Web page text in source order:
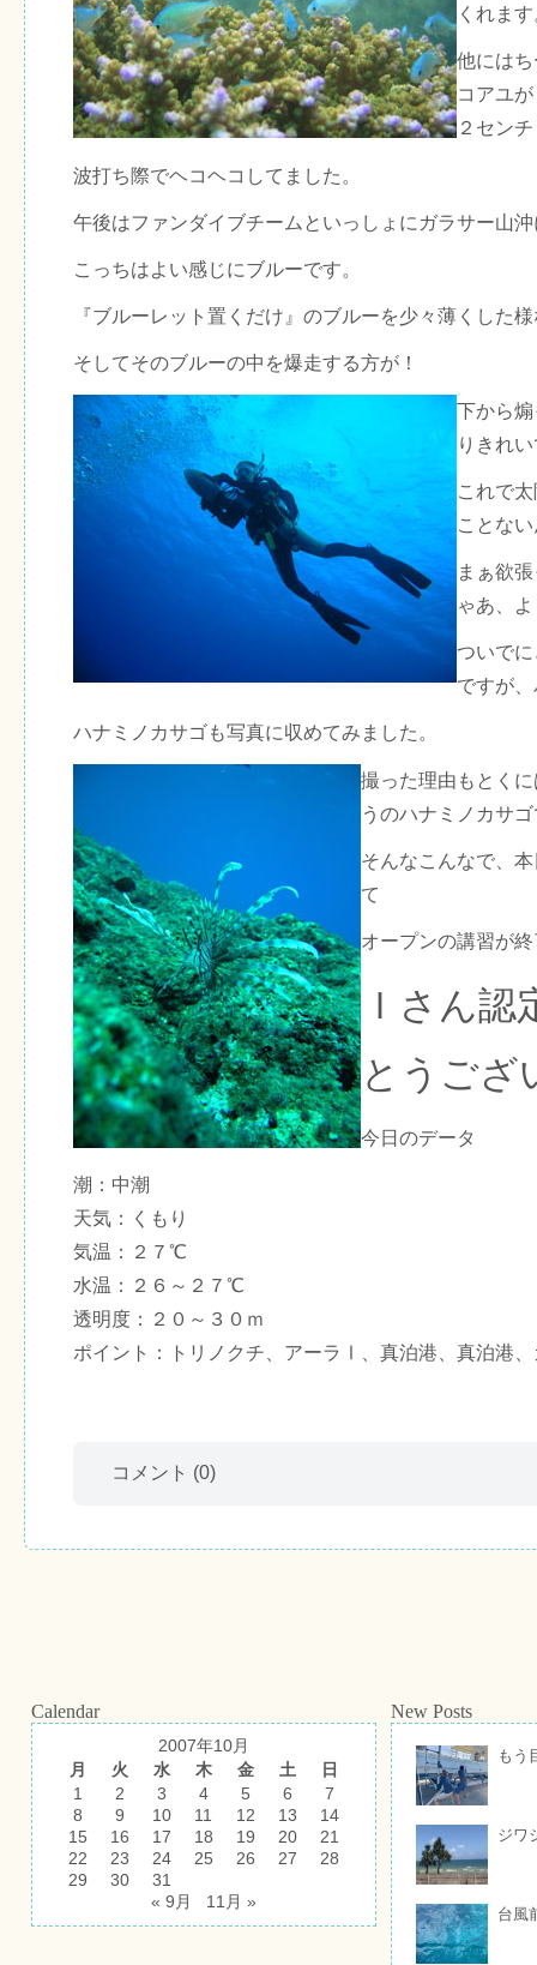
くれま
他には
コアユ
２セン
波打ち際でヘコヘコしてました。
午後はファンダイブチームといっしょにガラサー山
こっちはよい感じにブルーです。
『ブルーレット置くだけ』のブルーを少々薄くした
そしてそのブルーの中を爆走する方が！
下から
りきれ
これで
ことな
まぁ欲
ゃあ、
ついで
ですが
ハナミノカサゴも写真に収めてみました。
撮った理由もとく
うのハナミノカサ
そんなこんなで、
て
オープンの講習が
Ｉさん認
とうござ
今日のデータ
潮：中潮
天気：くもり
気温：２７℃
水温：２６～２７℃
透明度：２０～３０ｍ
ポイント：トリノクチ、アーラⅠ、真泊港、真泊港
コメント (0)
Calendar
2007年10月
月
火 水 木 金 土
日
1
2 3 4 5 6
7
8
9 10 11 12 13
14
15
16 17 18 19 20
21
22
23 24 25 26 27
28
29
30
31
« 9月
11月 »
New Posts
もう
ジワ
台風